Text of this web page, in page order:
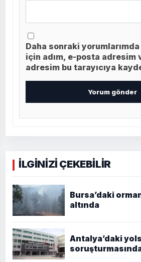
Daha sonraki yorumlarımda
için adım, e-posta adresim
adresim bu tarayıcıya
İLGİNİZİ ÇEKEBİLİR
Bursa’daki
altında
Antalya’daki